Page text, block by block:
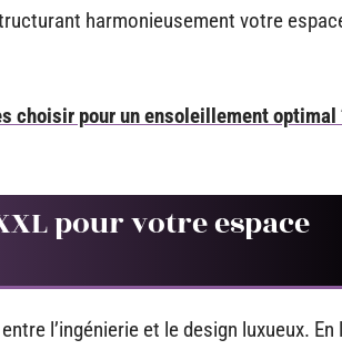
harmonieusement votre
choisir pour un ensoleillement optimal
pour votre espace
l’ingénierie et le design luxueux. En